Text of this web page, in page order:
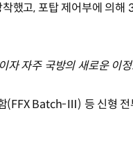
했고, 포탑 제어부에 의해
자 자주 국방의 새로운 이
(FFX Batch-Ⅲ) 등 신형